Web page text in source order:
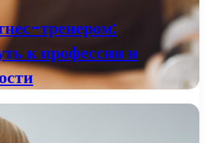
тренером:
к профессии и